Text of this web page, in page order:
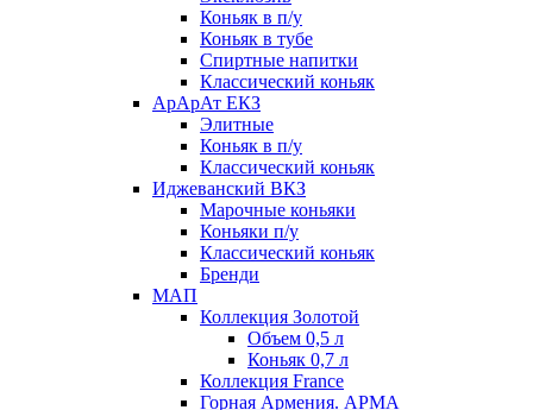
Коньяк в п/у
Коньяк в тубе
Спиртные напитки
Классический коньяк
АрАрАт ЕКЗ
Элитные
Коньяк в п/у
Классический коньяк
Иджеванский ВКЗ
Марочные коньяки
Коньяки п/у
Классический коньяк
Бренди
МАП
Коллекция Золотой
Объем 0,5 л
Коньяк 0,7 л
Коллекция France
Горная Армения. АРМА